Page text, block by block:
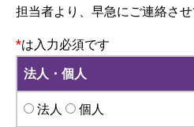
担当者より、早急にご連絡させ
*は入力必須です
法人・個人
法人 個人